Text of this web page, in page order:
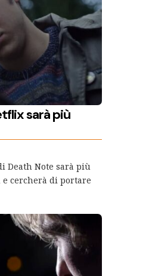
sarà più
Death Note sarà più
cercherà di portare